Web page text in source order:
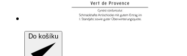
Do košíku